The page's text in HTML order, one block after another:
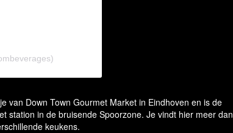
van Down Town Gourmet Market in Eindhoven en is de
station in de bruisende Spoorzone. Je vindt hier meer dan
keukens.